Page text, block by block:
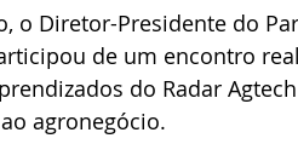
o Diretor-Presidente do
de um encontro
do Radar
agronegócio.